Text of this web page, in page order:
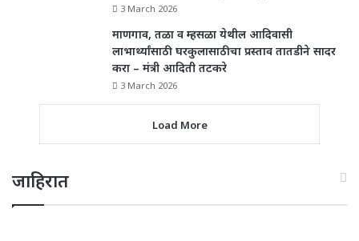
3 March 2026
माणगाव, तळा व म्हसळा येथील आदिवासी
लाभार्थ्यांसाठी घरकुलासाठीचा प्रस्ताव तातडीने सादर
करा – मंत्री आदिती तटकरे
3 March 2026
Load More
जाहिरात